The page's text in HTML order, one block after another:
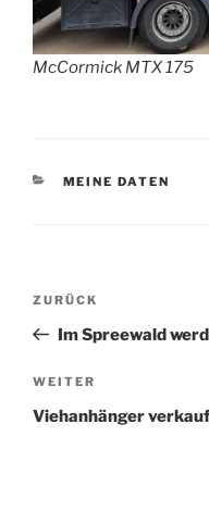
McCormick MTX 175
KATEGORIEN
MEINE DATEN
Vorheriger
Beitrag
ZURÜCK
Im Spreewald
Nächster
Beitrag
WEITER
Viehanhänger